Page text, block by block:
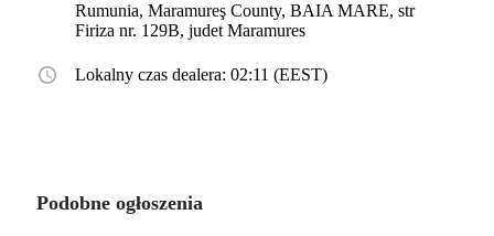
Rumunia, Maramureş County, BAIA MARE, str
Firiza nr. 129B, judet Maramures
Lokalny czas dealera: 02:11 (EEST)
Podobne ogłoszenia